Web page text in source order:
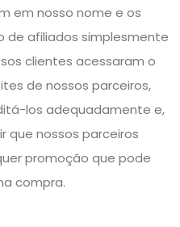
em nosso nome e os
de afiliados simplesmente
clientes acessaram o
de nossos parceiros,
los adequadamente e,
que nossos parceiros
promoção que pode
compra.